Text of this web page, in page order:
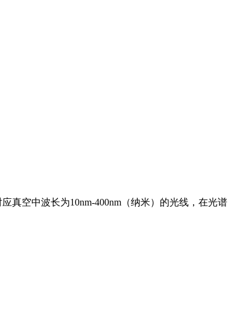
真空中波长为10nm-400nm（纳米）的光线，在光谱